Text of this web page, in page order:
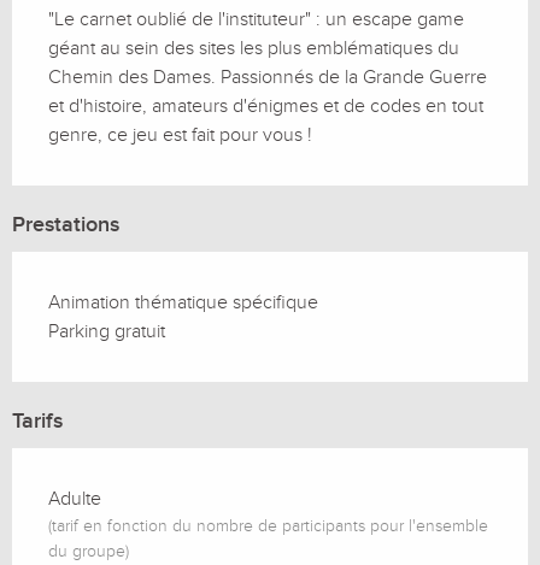
"Le carnet oublié de l'instituteur" : un escape game
géant au sein des sites les plus emblématiques du
Chemin des Dames. Passionnés de la Grande Guerre
et d'histoire, amateurs d'énigmes et de codes en tout
genre, ce jeu est fait pour vous !
Prestations
Animation thématique spécifique
Parking gratuit
Tarifs
Adulte
(tarif en fonction du nombre de participants pour l'ensemble
du groupe)